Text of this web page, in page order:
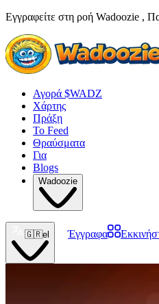
Εγγραφείτε στη ροή Wadoozie ,
Αγορά $WADZ
Χάρτης
Πράξη
Το Feed
Θραύσματα
Για
Blogs
Wadoozie
🇬🇷el Έγγραφα